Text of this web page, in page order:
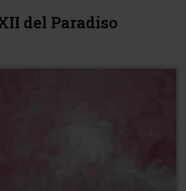
del Paradiso